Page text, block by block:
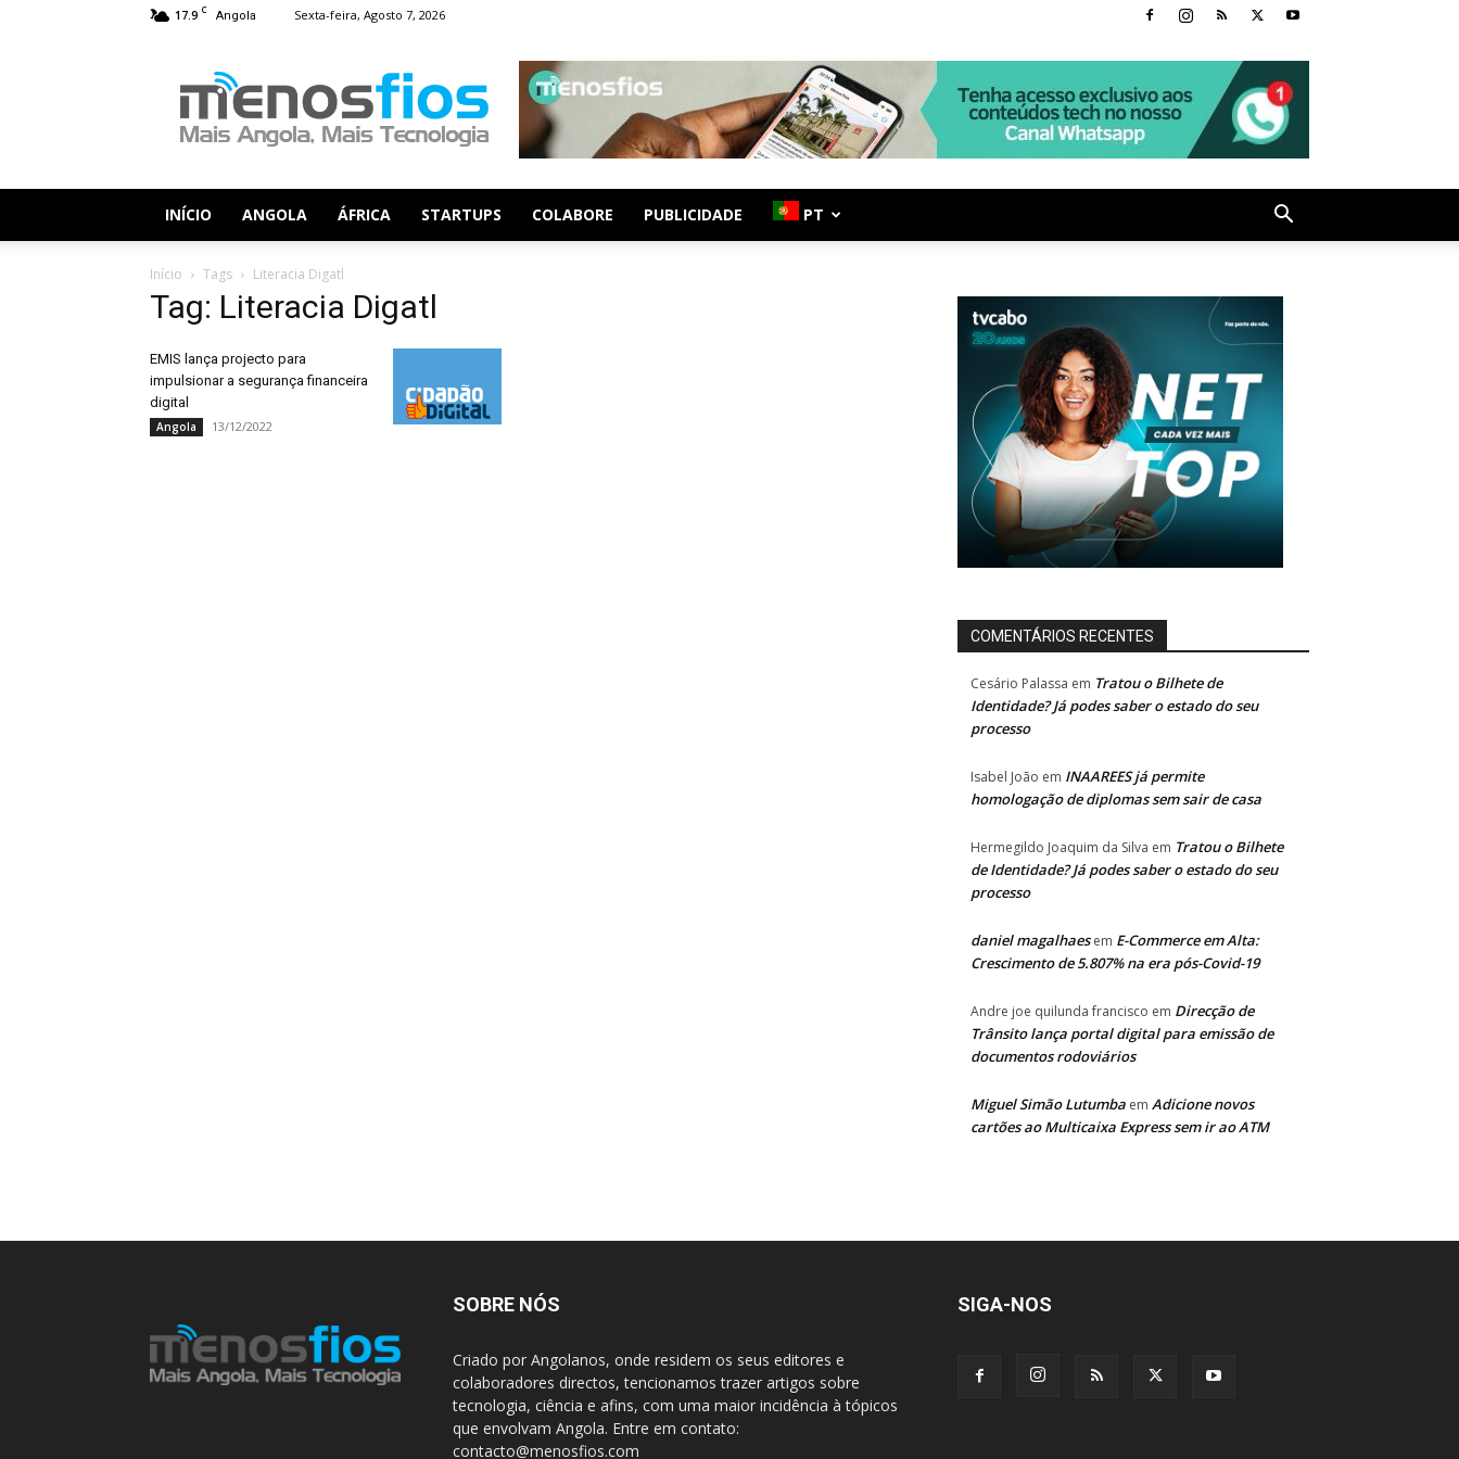
17.9 C Angola Sexta-feira, Agosto 7, 2026
Fios
INÍCIO ANGOLA ÁFRICA STARTUPS COLABORE PUBLICIDADE PT
Início Tags Literacia Digatl
Tag: Literacia Digatl
EMIS lança projecto para
impulsionar a segurança financeira
digital
Angola 13/12/2022
COMENTÁRIOS RECENTES
Cesário Palassa em Tratou o Bilhete de
Identidade? Já podes saber o estado do seu
processo
Isabel João em INAAREES já permite
homologação de diplomas sem sair de casa
Hermegildo Joaquim da Silva em Tratou o Bilhete
de Identidade? Já podes saber o estado do seu
processo
daniel magalhaesem E-Commerce em Alta:
Crescimento de 5.807% na era pós-Covid-19
Andre joe quilunda francisco em Direcção de
Trânsito lança portal digital para emissão de
documentos rodoviários
Miguel Simão Lutumba em Adicione novos
cartões ao Multicaixa Express sem ir ao ATM
SOBRE NÓS
Criado por Angolanos, onde residem os seus editores e
colaboradores directos, tencionamos trazer artigos sobre
tecnologia, ciência e afins, com uma maior incidência à tópicos
que envolvam Angola. Entre em contato:
contacto@menosfios.com
SIGA-NOS